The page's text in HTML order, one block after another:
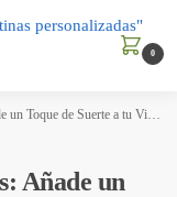
0
Trébol de Alta Calidad, Scrapbooking, Manualidades y Decoración Temática
Añade un